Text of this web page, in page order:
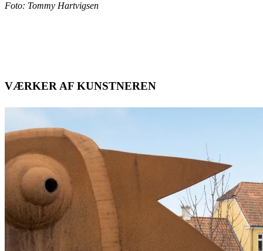
Foto: Tommy Hartvigsen
VÆRKER AF KUNSTNEREN